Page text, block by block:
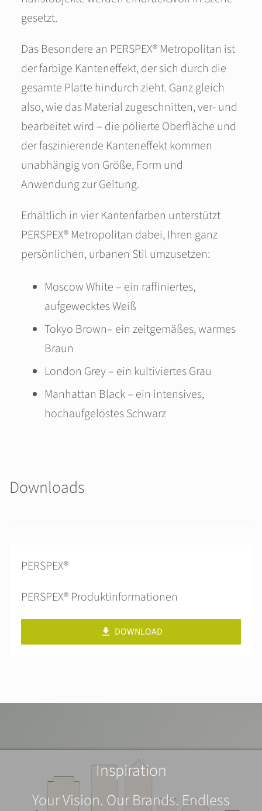
gesetzt.
Das Besondere an PERSPEX® Metropolitan ist
der farbige Kanteneffekt, der sich durch die
gesamte Platte hindurch zieht. Ganz gleich
also, wie das Material zugeschnitten, ver- und
bearbeitet wird – die polierte Oberfläche und
der faszinierende Kanteneffekt kommen
unabhängig von Größe, Form und
Anwendung zur Geltung.
Erhältlich in vier Kantenfarben unterstützt
PERSPEX® Metropolitan dabei, Ihren ganz
persönlichen, urbanen Stil umzusetzen:
Moscow White – ein raffiniertes,
aufgewecktes Weiß
Tokyo Brown– ein zeitgemäßes, warmes
Braun
London Grey – ein kultiviertes Grau
Manhattan Black – ein intensives,
hochaufgelöstes Schwarz
Downloads
PERSPEX®
PERSPEX® Produktinformationen
DOWNLOAD
Inspiration
Your Vision. Our Brands. Endless